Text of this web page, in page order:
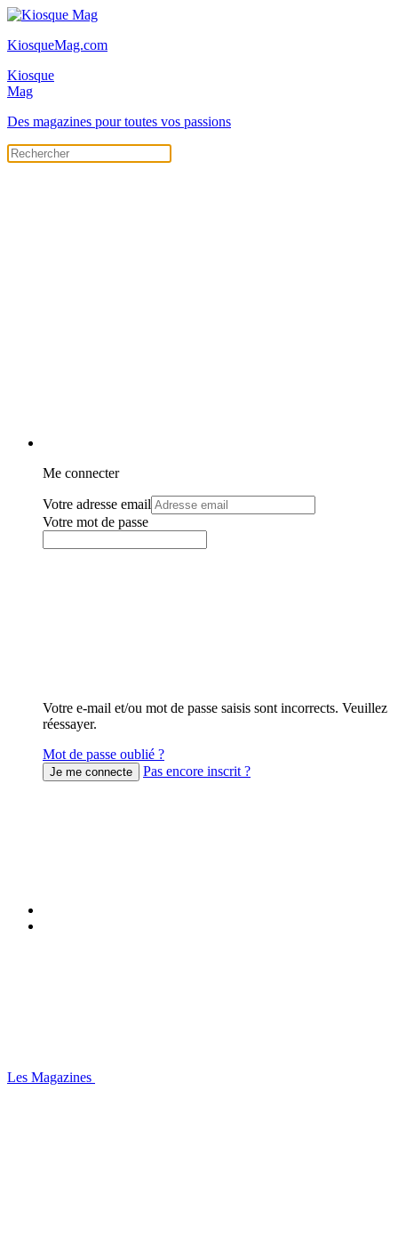
KiosqueMag.com
Kiosque
Mag
Des magazines pour toutes vos passions
Me connecter
Votre adresse email
Votre mot de passe
Votre e-mail et/ou mot de passe saisis sont incorrects. Veuillez
réessayer.
Mot de passe oublié ?
Pas encore inscrit ?
Les Magazines